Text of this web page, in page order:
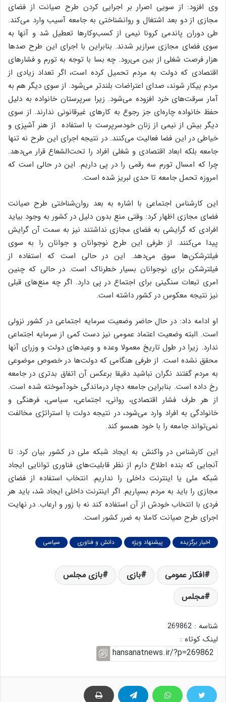
وی افزود: از سویی اصرار بر اجرایی کردن طرح صیانت از فضای
مجازی از دو بعد اشتغال و روانشناختی به جامعه آسیب وارد می‌کند.
طی دوران پاندمی کرونا نیمی از کسب‌وکارها تعطیل شد و آنها به
سوی فضای مجازی سرازیر شدند. بنابراین با اجرای این طرح صد‌ها
هزار فرصت شغلی از بین می‌رود. چه بسا با توجه به تورم و فشارهای
اقتصادی که دولت به مردم تحمیل کرده است، اگر تعداد زیادی از
مردم بیکار شوند، صدای اعتراضات بلندتر می‌شود. از سوی دیگر هم به
آمار سرقت‌های خرد افزوده می‌شود. زیرا سرپرستان خانواده به دلیل
حفظ خانواده چاره‌ای جز رجوع به کارهای غیرقانونی ندارند. از سوی
دیگر بیش از نیمی از زنان خودسرپرست با استفاده از هنر آشپزی و
خیاطی در این فضا فعالیت می‌کنند. در نتیجه اجرای این طرح نه تنها
جامعه بلکه ابعاد اقتصادی و شغلی افراد را تحت‌الشعاع قرار می‌دهد.
چرا که امسال تورم سه رقمی را در پی داریم. این در حالی است که
امروزه تحمل جامعه تا حدی لبریز شده است.
این کارشناس اجتماعی با اشاره به بعد روان‌شناختی طرح صیانت
فضای مجازی اظهار کرد: وقتی منع بدون دلیل در کشور به وجود بیاید
افرادی که گرایشی به فضای مجازی نداشتند نیز به سمت آن گرایش
پیدا می‌کنند. از طرفی این طرح نوجوانان و جوانان را به سوی
فیلترشکن‌ها سوق می‌دهد. این در حالی است که استفاده از
فیلترشکن برای نوجوانان بسیار خطرناک است. در حالی که چنین
امری تبعات سنگینی برای اجتماع در پی دارد. اگر چه منع‌های قبلی
نیز نتیجه معکوس در کشور داشته است.
او ادامه داد: در حال حاضر وضعیت سرمایه اجتماعی در کشور نزولی
است. البته وضعیت اعتماد عمومی نیز دست کمی از سرمایه اجتماعی
ندارد. زیرا در طول تاریخ معمولا وعده و وعیدهای دولت و وزرای آنها
محقق نشده است. از طرفی هنگامی که دولت‌ها در خصوص موضوعی
به مردم گفتند نگران نباشید دقیقا برعکس آن اتفاق بدتری در جامعه
رخ داده است. بنابراین جامعه دچار درماندگی خودآموخته شده است.
از هر طرف فشار اقتصادی، روانی، اجتماعی، سیاسی، فرهنگی و
خانوادگی به افراد وارد می‌شود، در نتیجه دولت با استراتژی مخالفت
نمی‌تواند جامعه را با خود همسو کند.
این کارشناس در واکنش به ایجاد شبکه ملی در کشور بیان کرد: تا
آنجایی که بنده اطلاع دارم از نظر قابلیت‌های فناوری توانایی ایجاد
شبکه ملی یا اینترنت داخلی را نداریم. انتخاب استفاده از فضای
مجازی را باید به مردم بسپاریم. اگر اینترنت داخلی ایجاد شد، باید هر
فردی با انتخاب خودش از آن استفاده کند نه با زور و ارعاب. در نهایت
اجرای طرح صیانت کاملا به ضرر کشور است.
اخبار برگزیده پیشنهاد ویژه دانش و فناوری سیاسی
افکار عمومی بازی
بازی مجلس
مجلس
شناسه : 269862
لینک کوتاه :